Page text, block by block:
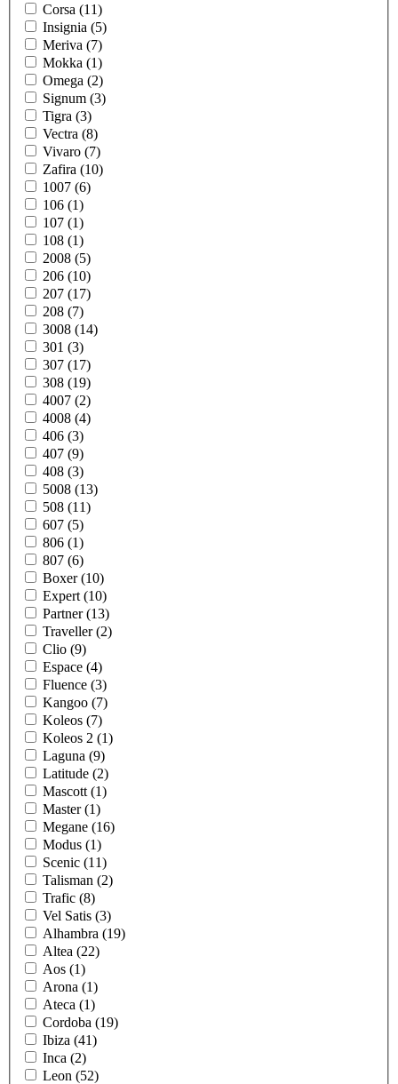
Corsa (11)
Insignia (5)
Meriva (7)
Mokka (1)
Omega (2)
Signum (3)
Tigra (3)
Vectra (8)
Vivaro (7)
Zafira (10)
1007 (6)
106 (1)
107 (1)
108 (1)
2008 (5)
206 (10)
207 (17)
208 (7)
3008 (14)
301 (3)
307 (17)
308 (19)
4007 (2)
4008 (4)
406 (3)
407 (9)
408 (3)
5008 (13)
508 (11)
607 (5)
806 (1)
807 (6)
Boxer (10)
Expert (10)
Partner (13)
Traveller (2)
Clio (9)
Espace (4)
Fluence (3)
Kangoo (7)
Koleos (7)
Koleos 2 (1)
Laguna (9)
Latitude (2)
Mascott (1)
Master (1)
Megane (16)
Modus (1)
Scenic (11)
Talisman (2)
Trafic (8)
Vel Satis (3)
Alhambra (19)
Altea (22)
Aos (1)
Arona (1)
Ateca (1)
Cordoba (19)
Ibiza (41)
Inca (2)
Leon (52)